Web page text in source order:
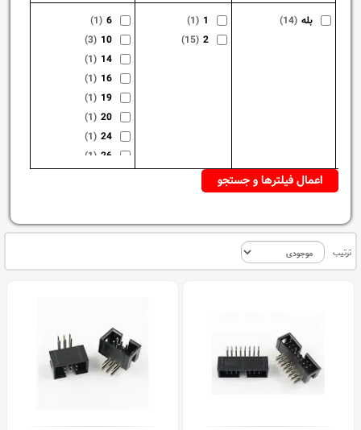
بله (14)
1
(1)
2
(15)
6
(1)
10
(3)
14
(1)
16
(1)
19
(1)
20
(1)
24
(1)
26
(1)
30
(1)
50
(1)
64
(1)
ترتیب